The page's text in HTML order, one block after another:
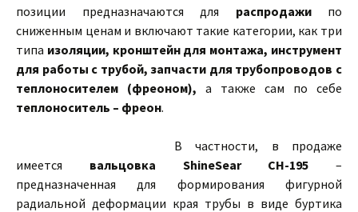
позиции предназначаются для распродажипо
сниженным ценам и включают такие категории, как три
типа изоляции, кронштейн для монтажа, инструмент
для работы с трубой, запчасти для трубопроводов с
теплоносителем (фреоном), а также сам по себе
теплоноситель – фреон.
В частности, в продаже
имеется вальцовка ShineSear CH-195 –
предназначенная для формирования фигурной
радиальной деформации края трубы в виде буртика